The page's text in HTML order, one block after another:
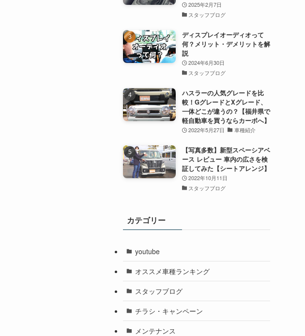
2025年2月7日
スタッフブログ
ディスプレイオーディオって
何？メリット・デメリットを解
説
2024年6月30日
スタッフブログ
ハスラーの人気グレードを比
較！GグレードとXグレード、
一体どこが違うの？【福井県で
軽自動車を買うならカーボへ】
2022年5月27日 車種紹介
【写真多数】新型スペーシアベ
ース レビュー 車内の広さを検
証してみた【シートアレンジ】
2022年10月11日
スタッフブログ
カテゴリー
youtube
オススメ車種ランキング
スタッフブログ
チラシ・キャンペーン
メンテナンス